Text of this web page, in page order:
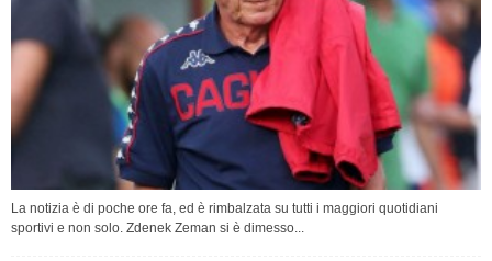
La notizia è di poche ore fa, ed è rimbalzata su tutti i maggiori quotidiani
sportivi e non solo. Zdenek Zeman si è dimesso...